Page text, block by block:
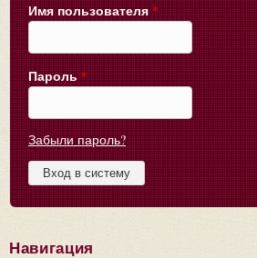
Имя пользователя *
Пароль *
Забыли пароль?
Навигация